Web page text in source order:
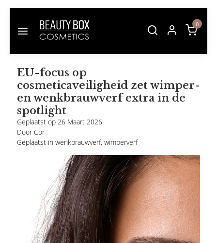
0
EU-focus op
cosmeticaveiligheid zet wimper-
en wenkbrauwverf extra in de
spotlight
Geplaatst op 26 Maart 2026
Door Cor
Geplaatst in wenkbrauwverf, wimperverf